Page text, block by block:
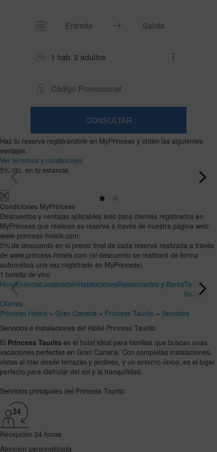
1 hab. 2 adultos
CONSULTAR
Habitaciones
y
ocupaciones
Habitación
1
adultos
12
años
2
Hasta
11
años
0
Añadir
habitación
Haz tu reserva registrándote en MyPrincess y obtén las siguientes
ventajas
Ver términos y condiciones
5% dto. en tu estancia
Condiciones MyPrincess
Descuentos y ventajas aplicables solo para clientes registrados en
MyPrincess que realicen su reserva a través de nuestra página web:
www-princess-hotels.com.
5% de descuento en el precio final de cada reserva realizada a través
de www.princess-hotels.com (el descuento se realizará de forma
automática una vez registrado en MyPrincess).
1 botella de vino
HotelEsenciaLocalizaciónHabitacionesRestaurantes y BaresTodo
Incluido
Ofertas
Princess Hotels » Gran Canaria » Princess Taurito » Servicios
Servicios e instalaciones del Hotel Princess Taurito
El Princess Taurito es el hotel ideal para familias que buscan unas
vacaciones perfectas en Gran Canaria. Con completas instalaciones,
vistas al mar desde terrazas y jardines, y un entorno único, es el lugar
perfecto para disfrutar del sol y la tranquilidad.
Servicios principales del Princess Taurito
Recepción 24 horas
Atención personalizada